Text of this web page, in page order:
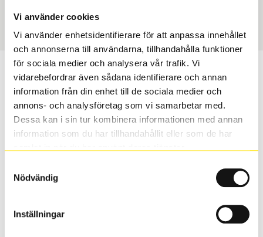
Vi använder cookies
Vi använder enhetsidentifierare för att anpassa innehållet
och annonserna till användarna, tillhandahålla funktioner
för sociala medier och analysera vår trafik. Vi
vidarebefordrar även sådana identifierare och annan
information från din enhet till de sociala medier och
annons- och analysföretag som vi samarbetar med.
Dessa kan i sin tur kombinera informationen med annan
information som du har tillhandahållit eller som de har
Nödvändig
Inställningar
70412
Passar detta däck min bil?
Ange registreringsnummer för att se om det däck du
valt passar din bilmodell. Om du köper däck som skall
sättas på dina befintliga fälgar, se till att kolla en extra
inte vara samma dimension som bilen hade ut från